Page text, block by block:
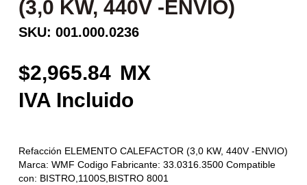
(3,0 KW, 440V -ENVIO)
SKU: 001.000.0236
2,965.84
Refacción ELEMENTO CALEFACTOR (3,0 KW, 440V -ENVIO)
Marca: WMF Codigo Fabricante: 33.0316.3500 Compatible
con: BISTRO,1100S,BISTRO 8001